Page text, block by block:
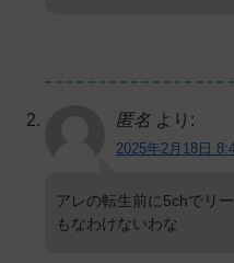
匿名 より:
2025年2月18日
アレの転生前に5chでリ
もなわけないわな